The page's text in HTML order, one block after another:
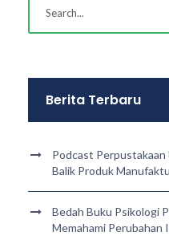
Berita Terbaru
Podcast Perpustakaan
Balik Produk
Bedah Buku Psikologi
Memahami Perubahan